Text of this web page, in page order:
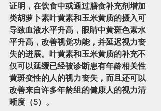
证明，在饮食中或通过膳食补充剂增加
类胡萝卜素叶黄素和玉米黄质的摄入可
导致血液水平升高，眼睛中黄斑色素水
平升高，改善视觉功能，并延迟视力丧
失的进展。叶黄素和玉米黄质的补充不
仅可以延缓已经被诊断患有年龄相关性
黄斑变性的人的视力丧失，而且还可以
改善来自许多年龄组的健康人的视力清
晰度（5）。